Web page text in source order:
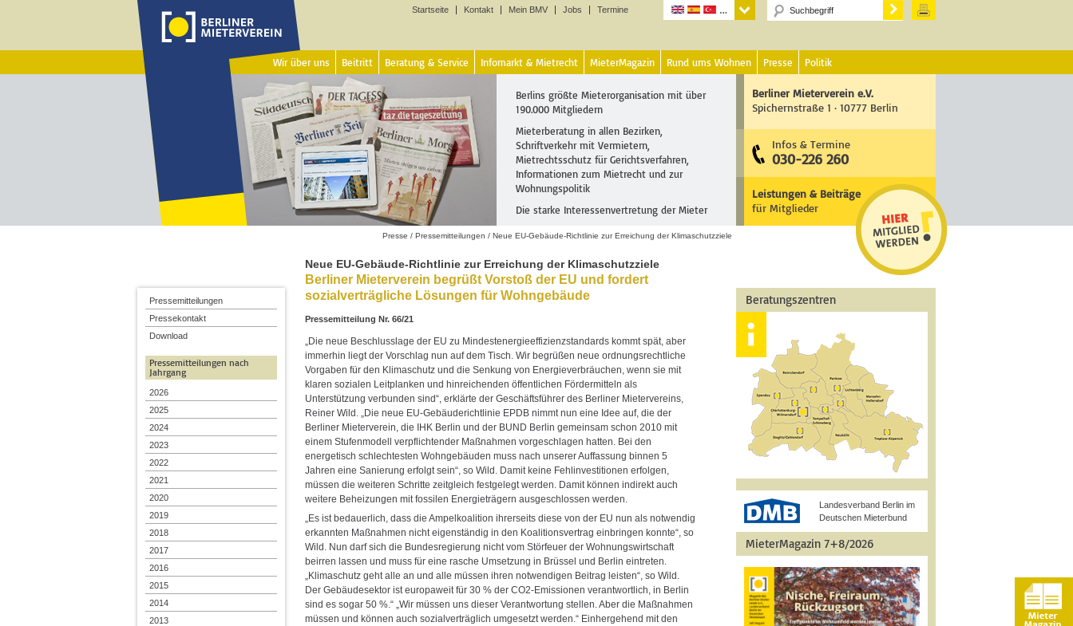
Startseite Kontakt Mein BMV Jobs Termine
Wir über uns Beitritt Beratung & Service Infomarkt & Mietrecht MieterMagazin Rund ums Wohnen Presse Politik
Berlins größte Mieterorganisation mit über
190.000 Mitgliedern
Mieterberatung in allen Bezirken,
Schriftverkehr mit Vermietern,
Mietrechtsschutz für Gerichtsverfahren,
Informationen zum Mietrecht und zur
Wohnungspolitik
Die starke Interessenvertretung der Mieter
Berliner Mieterverein e.V.
Spichernstraße 1 · 10777 Berlin
Infos & Termine
030-226 260
Leistungen & Beiträge
für Mitglieder
Presse / Pressemitteilungen / Neue EU-Gebäude-Richtlinie zur Erreichung der Klimaschutzziele
Neue EU-Gebäude-Richtlinie zur Erreichung der Klimaschutzziele
Berliner Mieterverein begrüßt Vorstoß der EU und fordert
sozialverträgliche Lösungen für Wohngebäude
Pressemitteilung Nr. 66/21
„Die neue Beschlusslage der EU zu Mindestenergieeffizienzstandards kommt spät, aber
immerhin liegt der Vorschlag nun auf dem Tisch. Wir begrüßen neue ordnungsrechtliche
Vorgaben für den Klimaschutz und die Senkung von Energieverbräuchen, wenn sie mit
klaren sozialen Leitplanken und hinreichenden öffentlichen Fördermitteln als
Unterstützung verbunden sind“, erklärte der Geschäftsführer des Berliner Mietervereins,
Reiner Wild. „Die neue EU-Gebäuderichtlinie EPDB nimmt nun eine Idee auf, die der
Berliner Mieterverein, die IHK Berlin und der BUND Berlin gemeinsam schon 2010 mit
einem Stufenmodell verpflichtender Maßnahmen vorgeschlagen hatten. Bei den
energetisch schlechtesten Wohngebäuden muss nach unserer Auffassung binnen 5
Jahren eine Sanierung erfolgt sein“, so Wild. Damit keine Fehlinvestitionen erfolgen,
müssen die weiteren Schritte zeitgleich festgelegt werden. Damit können indirekt auch
weitere Beheizungen mit fossilen Energieträgern ausgeschlossen werden.
„Es ist bedauerlich, dass die Ampelkoalition ihrerseits diese von der EU nun als notwendig
erkannten Maßnahmen nicht eigenständig in den Koalitionsvertrag einbringen konnte“, so
Wild. Nun darf sich die Bundesregierung nicht vom Störfeuer der Wohnungswirtschaft
beirren lassen und muss für eine rasche Umsetzung in Brüssel und Berlin eintreten.
„Klimaschutz geht alle an und alle müssen ihren notwendigen Beitrag leisten“, so Wild.
Der Gebäudesektor ist europaweit für 30 % der CO2-Emissionen verantwortlich, in Berlin
sind es sogar 50 %.“ „Wir müssen uns dieser Verantwortung stellen. Aber die Maßnahmen
müssen und können auch sozialverträglich umgesetzt werden.“ Einhergehend mit den
Beratungszentren
Landesverband Berlin im
Deutschen Mieterbund
MieterMagazin 7+8/2026
Pressemitteilungen
Pressekontakt
Download
Pressemitteilungen nach
Jahrgang
2026
2025
2024
2023
2022
2021
2020
2019
2018
2017
2016
2015
2014
2013